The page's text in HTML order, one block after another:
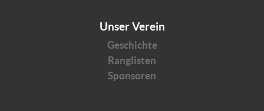
Unser Verein
Geschichte
Ranglisten
Sponsoren